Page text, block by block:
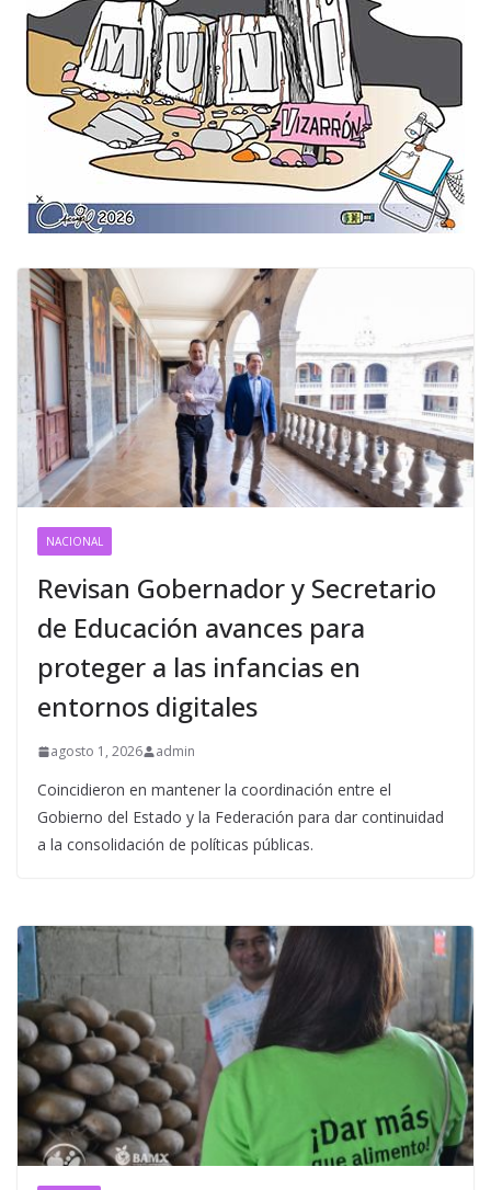
NACIONAL
Revisan Gobernador y Secretario
de Educación avances para
proteger a las infancias en
entornos digitales
agosto 1, 2026 admin
Coincidieron en mantener la coordinación entre el
Gobierno del Estado y la Federación para dar continuidad
a la consolidación de políticas públicas.